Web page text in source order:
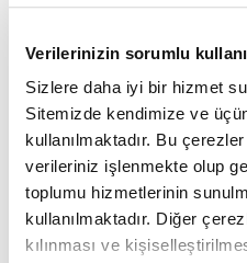
Verilerinizin sorumlu
Sizlere daha iyi bir hizmet
Sitemizde kendimize ve
kullanılmaktadır. Bu
verileriniz işlenmekte olup
toplumu hizmetlerinin
kullanılmaktadır. Diğer
kılınması ve
hızlı ulaşma yolunu
yardım hattının
üzerine "Burada kefiye
Filistin' diye bağırıyor."
Ardından, polis hemen
ortamdaki herkese
kişinin izlediği bu kısa